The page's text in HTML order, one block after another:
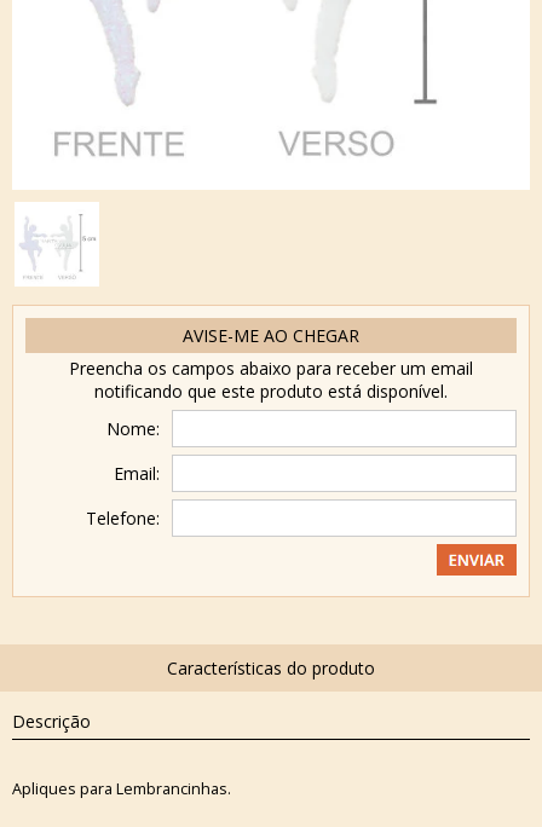
AVISE-ME AO CHEGAR
Preencha os campos abaixo para receber um email
notificando que este produto está disponível.
Nome:
Email:
Telefone:
Descrição
Apliques para Lembrancinhas.